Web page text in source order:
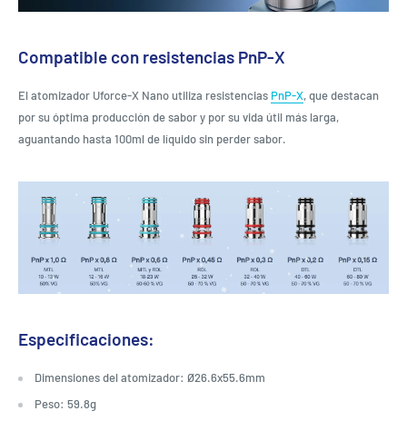
Compatible con resistencias PnP-X
El atomizador Uforce-X Nano utiliza resistencias PnP-X, que destacan
por su óptima producción de sabor y por su vida útil más larga,
aguantando hasta 100ml de líquido sin perder sabor.
Especificaciones:
Dimensiones del atomizador: Ø26.6x55.6mm
Peso: 59.8g